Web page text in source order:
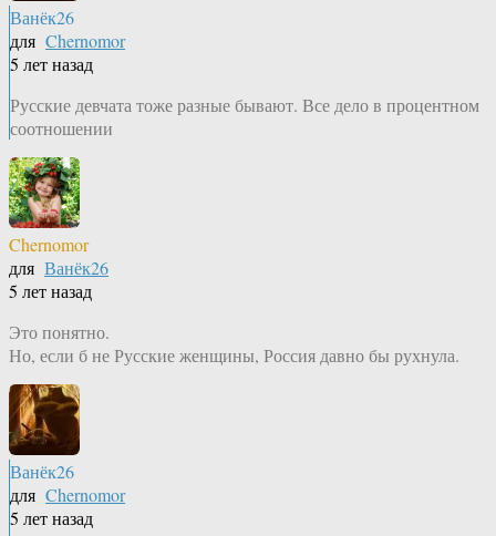
Ванёк26
для Chernomor
5 лет назад
Русские девчата тоже разные бывают. Все дело в процентном
соотношении
Chernomor
для Ванёк26
5 лет назад
Это понятно.
Но, если б не Русские женщины, Россия давно бы рухнула.
Ванёк26
для Chernomor
5 лет назад